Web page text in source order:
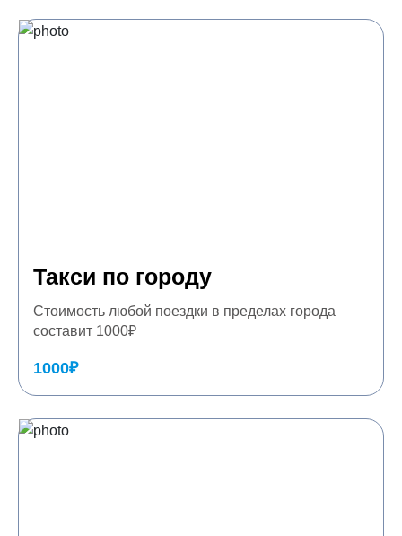
Такси по городу
Стоимость любой поездки в пределах города
составит 1000₽
1000₽